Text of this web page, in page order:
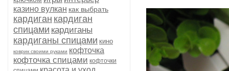
казино вулкан как выбрать
кардиган кардиган
спицами кардиганы
кардиганы спицами кино
коврик своими руками кофточка
кофточка спицами кофточки